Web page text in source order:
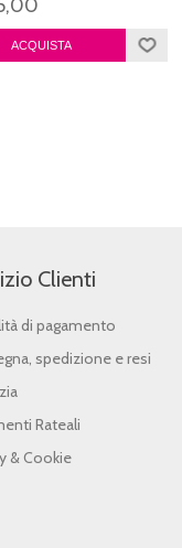
Clienti
di pagamento
spedizione e resi
Rateali
& Cookie